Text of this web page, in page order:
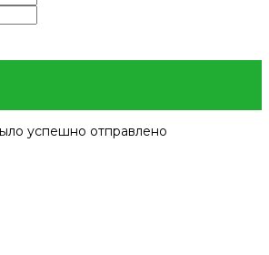
успешно отправлено